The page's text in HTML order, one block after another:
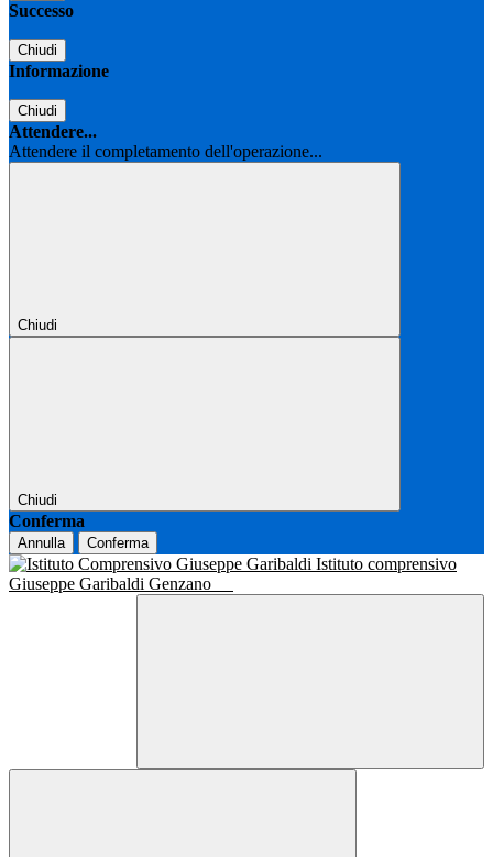
Successo
Chiudi
Informazione
Chiudi
Attendere...
Attendere il completamento dell'operazione...
Chiudi
Chiudi
Conferma
Annulla Conferma
Istituto comprensivo
Giuseppe Garibaldi Genzano